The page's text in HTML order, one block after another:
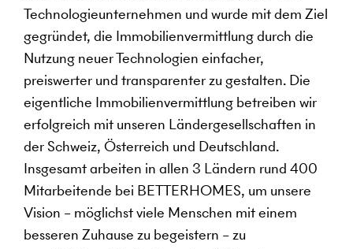
Technologieunternehmen und wurde mit dem Ziel
gegründet, die Immobilienvermittlung durch die
Nutzung neuer Technologien einfacher,
preiswerter und transparenter zu gestalten. Die
eigentliche Immobilienvermittlung betreiben wir
erfolgreich mit unseren Ländergesellschaften in
der Schweiz, Österreich und Deutschland.
Insgesamt arbeiten in allen 3 Ländern rund 400
Mitarbeitende bei BETTERHOMES, um unsere
Vision – möglichst viele Menschen mit einem
besseren Zuhause zu begeistern – zu